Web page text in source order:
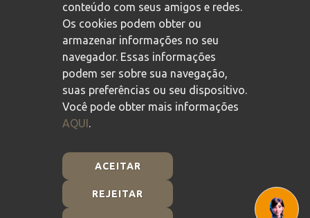
Plan de Recuperación, Transformación y Resiliencia -
conteúdo com seus amigos e redes.
Os cookies podem obter ou
armazenar informações no seu
navegador. Essas informações
podem ser sobre sua navegação,
suas preferências ou seu dispositivo.
Você pode obter mais informações
AQUI.
ACEITAR
REJEITAR